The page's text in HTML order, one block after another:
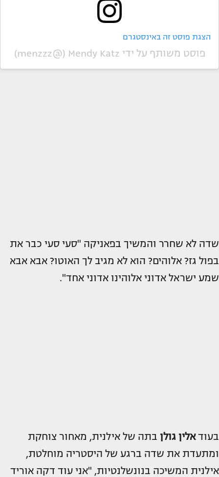
הצגת פוסט זה באינסטגרם
פוסט משותף על ידי ‏‎Mendy Katz‎‏ (@‏‎menzzz‎‏)
שדה לא שחרר והמשיך בפאניקה "סעי סעי כבר את
בפול גז? אלוהים? הוא לא מגיב לך האוטו? אבא אבא
שמע ישראל אדוני אלוהינו אדוני אחד".
בעודאלין גולן בתה של אילנית, מאחור צוחקת
ומתעדת את שדה ברגע של היסטריה מוחלטת,
אילנית המשיכה בנונשלנטיות, "אני עוד דקה אוריד